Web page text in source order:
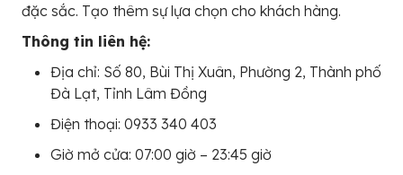
đặc sắc. Tạo thêm sự lựa chọn cho khách hàng.
Thông tin liên hệ:
Địa chỉ: Số 80, Bùi Thị Xuân, Phường 2, Thành phố
Đà Lạt, Tỉnh Lâm Đồng
Điện thoại: 0933 340 403
Giờ mở cửa: 07:00 giờ – 23:45 giờ